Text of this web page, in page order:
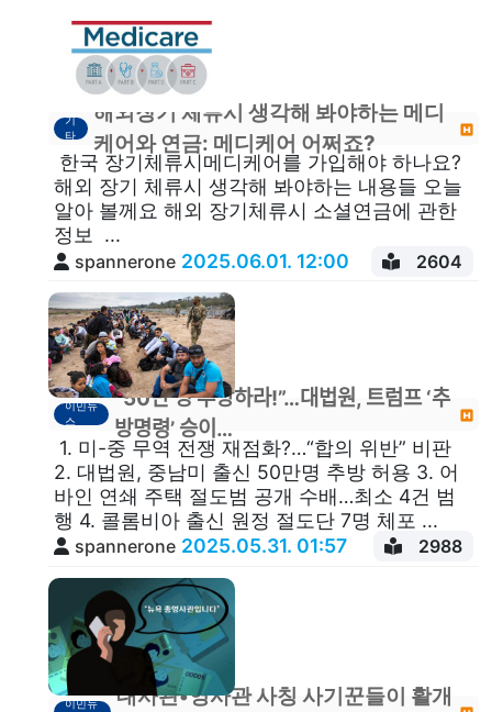
기
타
해외장기 체류시 생각해 봐야하는 메디
케어와 연금: 메디케어 어쩌죠?
한국 장기체류시메디케어를 가입해야 하나요?
해외 장기 체류시 생각해 봐야하는 내용들 오늘
알아 볼께요 해외 장기체류시 소셜연금에 관한
정보 ...
spannerone 2025.06.01. 12:00 2604
이민뉴
스
“50만 명 추방하라!”…대법원, 트럼프 ‘추
방명령’ 승이…
1. 미-중 무역 전쟁 재점화?…“합의 위반” 비판
2. 대법원, 중남미 출신 50만명 추방 허용 3. 어
바인 연쇄 주택 절도범 공개 수배…최소 4건 범
행 4. 콜롬비아 출신 원정 절도단 7명 체포 ...
spannerone 2025.05.31. 01:57 2988
이민뉴
대사관•영사관 사칭 사기꾼들이 활개